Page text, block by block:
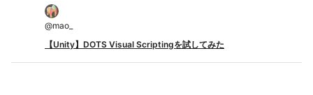
@mao_
【Unity】DOTS Visual Scriptingを試してみた